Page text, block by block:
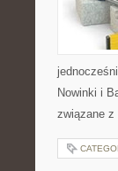
Nowinki i
związane